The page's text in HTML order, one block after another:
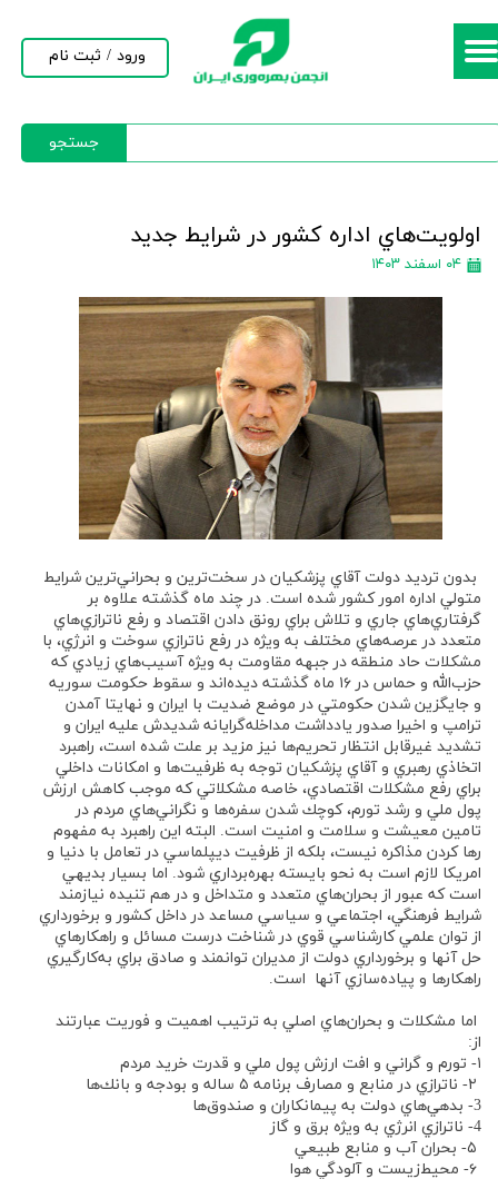
جستجو
ورود / ثبت نام
حساب کاربری من
اولويت‌هاي اداره كشور در شرايط جديد
۰۴ اسفند ۱۴۰۳
بدون ترديد دولت آقاي پزشكيان در سخت‌ترين و بحراني‌ترين شرايط
متولي اداره امور كشور شده است. در چند ماه گذشته علاوه بر
گرفتاري‌هاي جاري و تلاش براي رونق دادن اقتصاد و رفع ناترازي‌هاي
متعدد در عرصه‌هاي مختلف به ويژه در رفع ناترازي سوخت و انرژي، با
مشكلات حاد منطقه در جبهه مقاومت به ويژه آسيب‌هاي زيادي كه
حزب‌الله و حماس در ۱۶ ماه گذشته ديده‌اند و سقوط حكومت سوريه
و جايگزين شدن حكومتي در موضع ضديت با ايران و نهايتا آمدن
ترامپ و اخيرا صدور يادداشت مداخله‌گرايانه شديدش عليه ايران و
تشديد غيرقابل انتظار تحريم‌ها نيز مزيد بر علت شده است، راهبرد
اتخاذي رهبري و آقاي پزشكيان توجه به ظرفيت‌ها و امكانات داخلي
براي رفع مشكلات اقتصادي، خاصه مشكلاتي كه موجب كاهش ارزش
پول ملي و رشد تورم، كوچك شدن سفره‌ها و نگراني‌هاي مردم در
تامين معيشت و سلامت و امنيت است. البته اين راهبرد به مفهوم
رها كردن مذاكره نيست، بلكه از ظرفيت ديپلماسي در تعامل با دنيا و
امريكا لازم است به نحو بايسته بهره‌برداري شود. اما بسيار بديهي
است كه عبور از بحران‌هاي متعدد و متداخل و در هم تنيده نيازمند
شرايط فرهنگي، اجتماعي و سياسي مساعد در داخل كشور و برخورداري
از توان علمي كارشناسي قوي در شناخت درست مسائل و راهكارهاي
حل آنها و برخورداري دولت از مديران توانمند و صادق براي به‌كارگيري
راهكارها و پياده‌سازي آنها است.
اما مشكلات و بحران‌هاي اصلي به ترتيب اهميت و فوريت عبارتند
از:
۱- تورم و گراني و افت ارزش پول ملي و قدرت خريد مردم
3- بدهي‌هاي دولت به پيمانكاران و صندوق‌ها
4- ناترازي انرژي به ويژه برق و گاز